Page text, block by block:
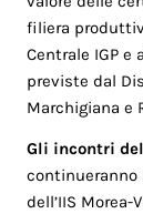
filiera
Centrale IGP
previste dal
Marchigiana e
Gli incontri
continueranno
dell’IIS